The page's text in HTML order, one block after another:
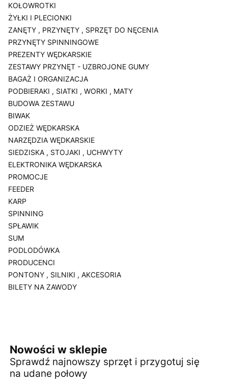
KOŁOWROTKI
ŻYŁKI I PLECIONKI
ZANĘTY , PRZYNĘTY , SPRZĘT DO NĘCENIA
PRZYNĘTY SPINNINGOWE
PREZENTY WĘDKARSKIE
ZESTAWY PRZYNĘT - UZBROJONE GUMY
BAGAŻ I ORGANIZACJA
PODBIERAKI , SIATKI , WORKI , MATY
BUDOWA ZESTAWU
BIWAK
ODZIEŻ WĘDKARSKA
NARZĘDZIA WĘDKARSKIE
SIEDZISKA , STOJAKI , UCHWYTY
ELEKTRONIKA WĘDKARSKA
PROMOCJE
FEEDER
KARP
SPINNING
SPŁAWIK
SUM
PODLODÓWKA
PRODUCENCI
PONTONY , SILNIKI , AKCESORIA
BILETY NA ZAWODY
Nowości w sklepie
Sprawdź najnowszy sprzęt i przygotuj się
na udane połowy